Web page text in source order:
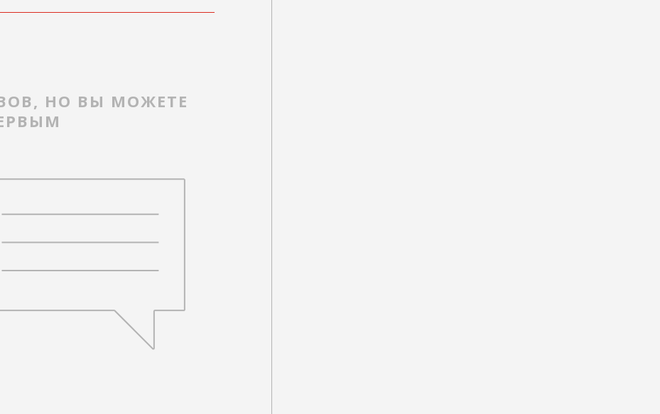
НО ВЫ МОЖЕТЕ